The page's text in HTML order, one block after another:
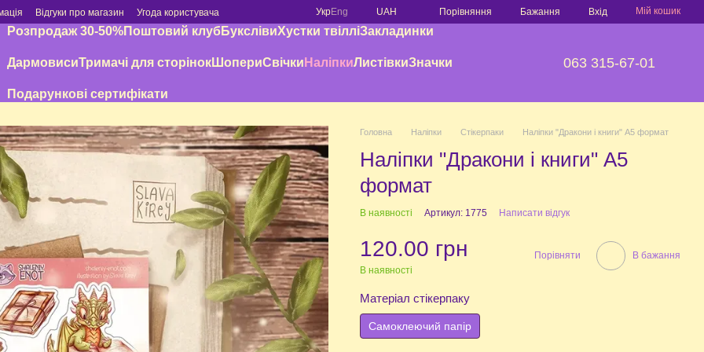
Відгуки про магазин
Угода користувача
УкрEng UAH Порівняння Бажання Вхід Мій кошик
Розпродаж 30-50%Поштовий клубБукслівиХустки твілліЗакладинки
ДармовисиТримачі для сторінокШопериСвічки НаліпкиЛистівкиЗначки
Подарункові сертифікати
063 315-67-01
Головна Наліпки Стікерпаки Наліпки "Дракони і книги" А5 формат
Наліпки "Дракони і книги" А5
формат
В наявності Артикул: 1775 Написати відгук
120.00 грн
В наявності
Порівняти В бажання
Матеріал стікерпаку
Самоклеючий папір